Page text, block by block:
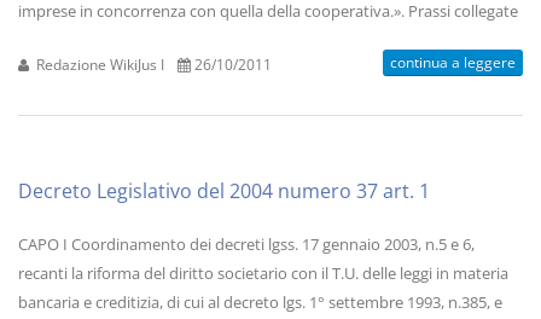
imprese in concorrenza con quella della cooperativa.». Prassi collegate
Redazione WikiJus I 26/10/2011 continua a leggere
Decreto Legislativo del 2004 numero 37 art. 1
CAPO I Coordinamento dei decreti lgss. 17 gennaio 2003, n.5 e 6,
recanti la riforma del diritto societario con il T.U. delle leggi in materia
bancaria e creditizia, di cui al decreto lgs. 1° settembre 1993, n.385, e